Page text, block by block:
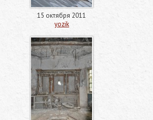
15 октября 2011
yozik